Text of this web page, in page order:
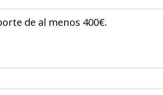
de al menos 400€.